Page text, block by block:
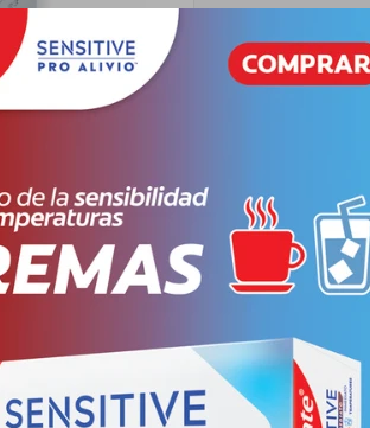
Características
Receta Venta
que te pueden interesar